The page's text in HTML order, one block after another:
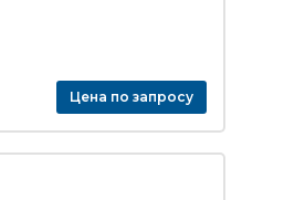
Цена по запросу